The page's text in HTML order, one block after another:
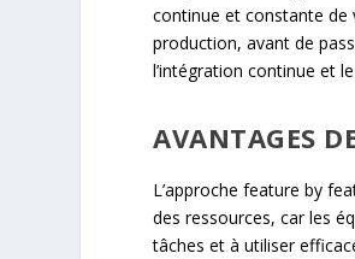
continue et constante de
production, avant de
l’intégration continue et
AVANTAGES
L’approche feature by
des ressources, car les
tâches et à utiliser